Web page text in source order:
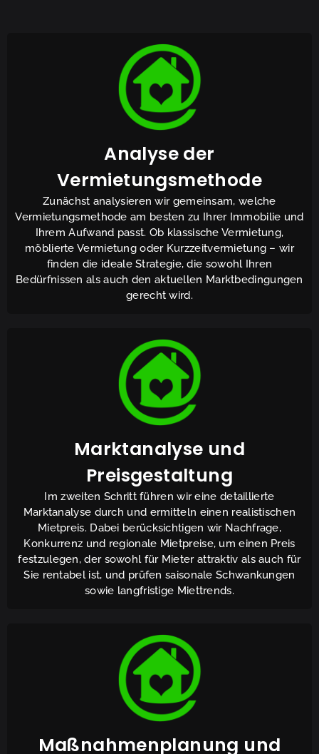
Analyse der
Vermietungsmethode
Zunächst analysieren wir gemeinsam, welche
Vermietungsmethode am besten zu Ihrer Immobilie und
Ihrem Aufwand passt. Ob klassische Vermietung,
möblierte Vermietung oder Kurzzeitvermietung – wir
finden die ideale Strategie, die sowohl Ihren
Bedürfnissen als auch den aktuellen Marktbedingungen
gerecht wird.
Marktanalyse und
Preisgestaltung
Im zweiten Schritt führen wir eine detaillierte
Marktanalyse durch und ermitteln einen realistischen
Mietpreis. Dabei berücksichtigen wir Nachfrage,
Konkurrenz und regionale Mietpreise, um einen Preis
festzulegen, der sowohl für Mieter attraktiv als auch für
Sie rentabel ist, und prüfen saisonale Schwankungen
sowie langfristige Miettrends.
Maßnahmenplanung und